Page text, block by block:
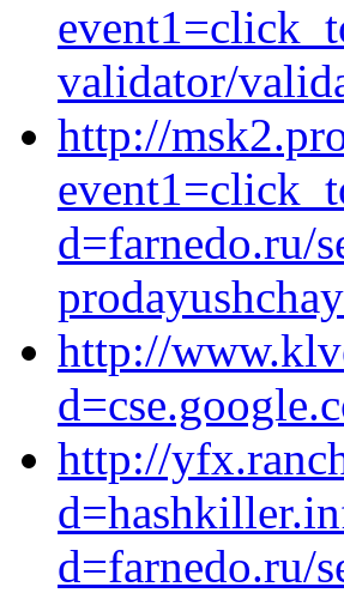
validator/
http://
d=farnedo.ru/
http://
http://
d=farnedo.ru/